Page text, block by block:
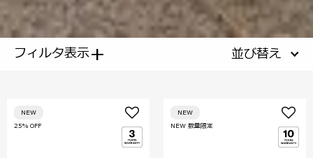
フィルタ表示+ 並び替え
25% OFF
NEW
NEW 数量限定
NEW